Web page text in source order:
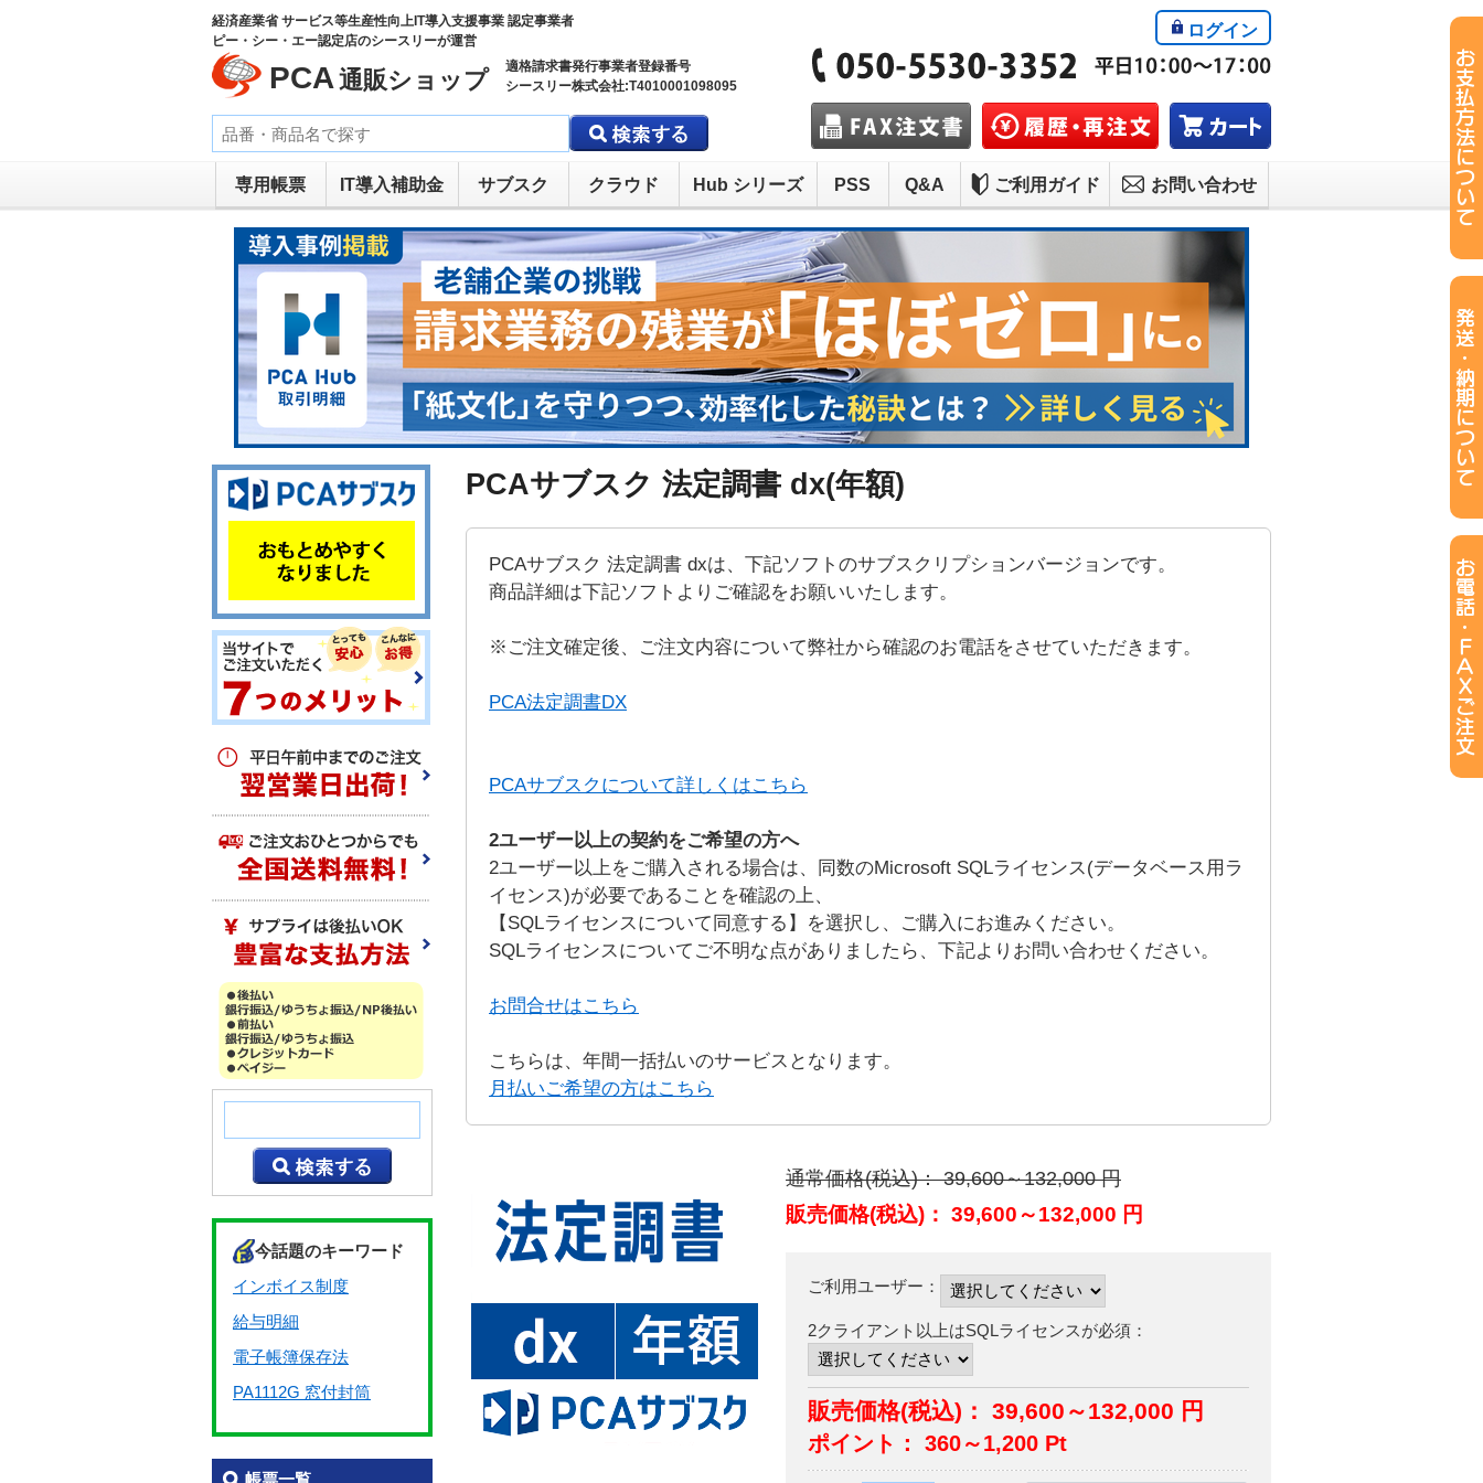
経済産業省 サービス等生産性向上IT導入支援事業 認定事業者
ピー・シー・エー認定店のシースリーが運営
PCA 通販ショップ
適格請求書発行事業者登録番号
シースリー株式会社:T4010001098095
ログイン
専用帳票 IT導入補助金 サブスク クラウド Hub シリーズ PSS Q&A ご利用ガイド お問い合わせ
今話題のキーワード
インボイス制度
給与明細
電子帳簿保存法
PA1112G 窓付封筒
帳票一覧
PCAサブスク 法定調書 dx(年額)
PCAサブスク 法定調書 dxは、下記ソフトのサブスクリプションバージョンです。
商品詳細は下記ソフトよりご確認をお願いいたします。
※ご注文確定後、ご注文内容について弊社から確認のお電話をさせていただきます。
PCA法定調書DX
PCAサブスクについて詳しくはこちら
2ユーザー以上の契約をご希望の方へ
2ユーザー以上をご購入される場合は、同数のMicrosoft SQLライセンス(データベース用ラ
イセンス)が必要であることを確認の上、
【SQLライセンスについて同意する】を選択し、ご購入にお進みください。
SQLライセンスについてご不明な点がありましたら、下記よりお問い合わせください。
お問合せはこちら
こちらは、年間一括払いのサービスとなります。
月払いご希望の方はこちら
通常価格(税込)： 39,600～132,000円
販売価格(税込)： 39,600～132,000 円
ご利用ユーザー：
2クライアント以上はSQLライセンスが必須：
販売価格(税込)： 39,600～132,000 円
ポイント： 360～1,200 Pt